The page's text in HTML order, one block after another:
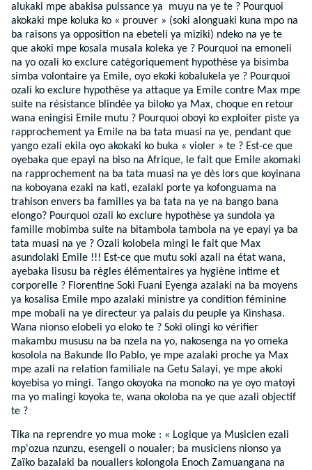
alukaki mpe abakisa puissance ya muyu na ye te ? Pourquoi
akokaki mpe koluka ko « prouver » (soki alonguaki kuna mpo na
ba raisons ya opposition na ebeteli ya miziki) ndeko na ye te
que akoki mpe kosala musala koleka ye ? Pourquoi na emoneli
na yo ozali ko exclure catégoriquement hypothèse ya bisimba
simba volontaire ya Emile, oyo ekoki kobalukela ye ? Pourquoi
ozali ko exclure hypothèse ya attaque ya Emile contre Max mpe
suite na résistance blindée ya biloko ya Max, choque en retour
wana eningisi Emile mutu ? Pourquoi oboyi ko exploiter piste ya
rapprochement ya Emile na ba tata muasi na ye, pendant que
yango ezali ekila oyo akokaki ko buka « violer » te ? Est-ce que
oyebaka que epayi na biso na Afrique, le fait que Emile akomaki
na rapprochement na ba tata muasi na ye dès lors que koyinana
na koboyana ezaki na kati, ezalaki porte ya kofonguama na
trahison envers ba familles ya ba tata na ye na bango bana
elongo? Pourquoi ozali ko exclure hypothèse ya sundola ya
famille mobimba suite na bitambola tambola na ye epayi ya ba
tata muasi na ye ? Ozali kolobela mingi le fait que Max
asundolaki Emile !!! Est-ce que mutu soki azali na état wana,
ayebaka lisusu ba règles élémentaires ya hygiène intime et
corporelle ? Florentine Soki Fuani Eyenga azalaki na ba moyens
ya kosalisa Emile mpo azalaki ministre ya condition féminine
mpe mobali na ye directeur ya palais du peuple ya Kinshasa.
Wana nionso elobeli yo eloko te ? Soki olingi ko vérifier
makambu mususu na ba nzela na yo, nakosenga na yo omeka
kosolola na Bakunde Ilo Pablo, ye mpe azalaki proche ya Max
mpe azali na relation familiale na Getu Salayi, ye mpe akoki
koyebisa yo mingi. Tango okoyoka na monoko na ye oyo matoyi
ma yo malingi koyoka te, wana okoloba na ye que azali objectif
te ?
Tika na reprendre yo mua moke : « Logique ya Musicien ezali
mp'ozua nzunzu, esengeli o noualer; ba musiciens nionso ya
Zaïko bazalaki ba nouallers kolongola Enoch Zamuangana na